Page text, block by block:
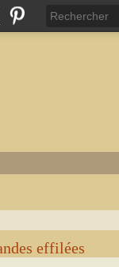
effilées